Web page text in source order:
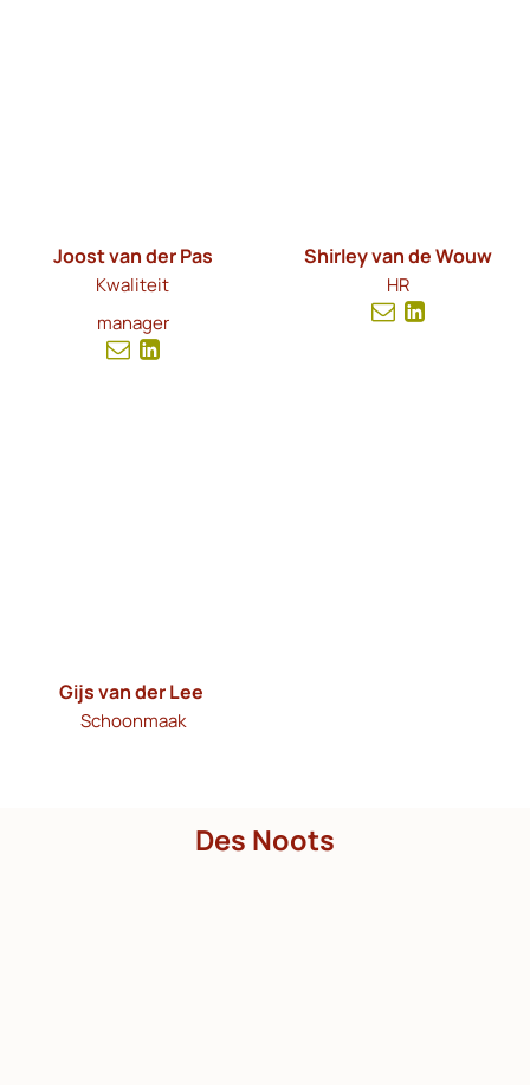
Joost van der Pas
Kwaliteit
manager
Shirley van de Wouw
HR
Gijs van der Lee
Schoonmaak
Des Noots